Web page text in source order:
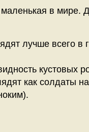
в мире.
лучше всего в
кустовых
как солдаты